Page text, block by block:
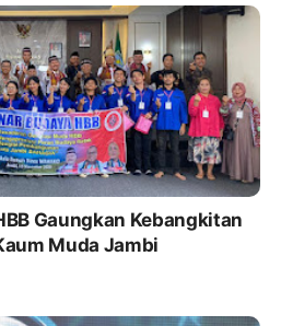
Gaungkan Kebangkitan
Muda Jambi